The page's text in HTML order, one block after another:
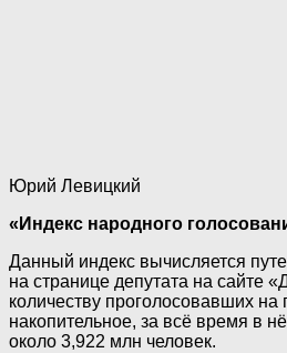
Юрий Левицкий
«Индекс народного
Данный индекс вычисляется
на странице депутата на сайте
количеству проголосовавших на
накопительное, за всё время в
около 3,922 млн человек.